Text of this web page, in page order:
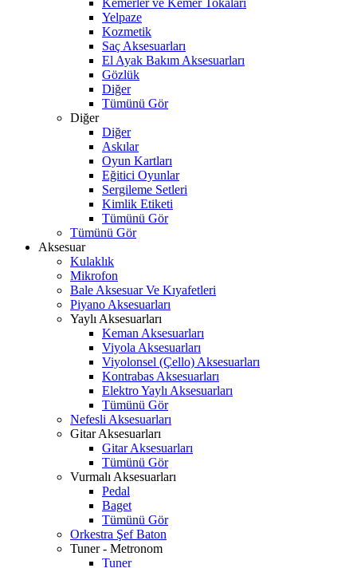
Kemerler ve Kemer Tokaları
Yelpaze
Kozmetik
Saç Aksesuarları
El Ayak Bakım Aksesuarları
Gözlük
Diğer
Tümünü Gör
Diğer
Diğer
Askılar
Oyun Kartları
Eğitici Oyunlar
Sergileme Setleri
Kimlik Etiketi
Tümünü Gör
Tümünü Gör
Aksesuar
Kulaklık
Mikrofon
Bale Aksesuar Ve Kıyafetleri
Piyano Aksesuarları
Yaylı Aksesuarları
Keman Aksesuarları
Viyola Aksesuarları
Viyolonsel (Çello) Aksesuarları
Kontrabas Aksesuarları
Elektro Yaylı Aksesuarları
Tümünü Gör
Nefesli Aksesuarları
Gitar Aksesuarları
Gitar Aksesuarları
Tümünü Gör
Vurmalı Aksesuarları
Pedal
Baget
Tümünü Gör
Orkestra Şef Baton
Tuner - Metronom
Tuner